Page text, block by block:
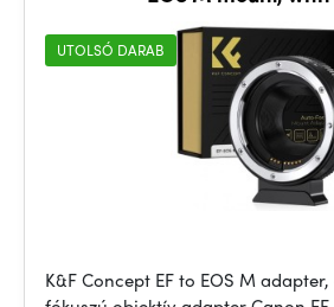
UTOLSÓ DARAB
K&F Concept EF to EOS M